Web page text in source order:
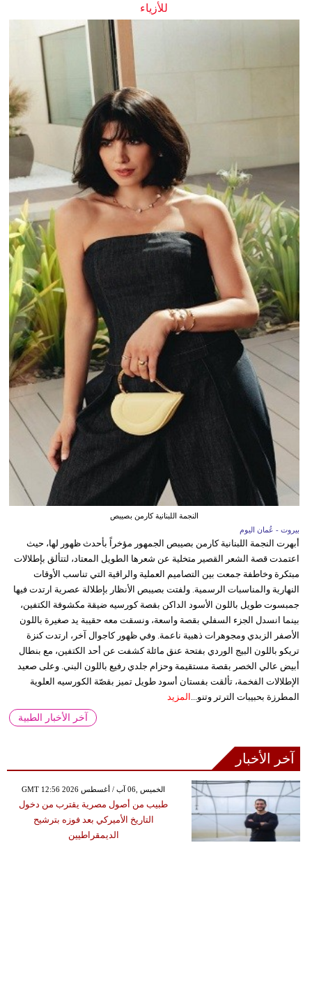
للأزياء
النجمة اللبنانية كارمن بصيبص
بيروت - عُمان اليوم
أبهرت النجمة اللبنانية كارمن بصيبص الجمهور مؤخراً بأحدث ظهور لها، حيث
اعتمدت قصة الشعر القصير متخلية عن شعرها الطويل المعتاد، لتتألق بإطلالات
مبتكرة وخاطفة جمعت بين التصاميم العملية والراقية التي تناسب الأوقات
النهارية والمناسبات الرسمية. ولفتت بصيبص الأنظار بإطلالة عصرية ارتدت فيها
جمبسوت طويل باللون الأسود الداكن بقصة كورسيه ضيقة مكشوفة الكتفين،
بينما انسدل الجزء السفلي بقصة واسعة، ونسقت معه حقيبة يد صغيرة باللون
الأصفر الزبدي ومجوهرات ذهبية ناعمة. وفي ظهور كاجوال آخر، ارتدت كنزة
تريكو باللون البيج الوردي بفتحة عنق مائلة كشفت عن أحد الكتفين، مع بنطال
أبيض عالي الخصر بقصة مستقيمة وحزام جلدي رفيع باللون البني. وعلى صعيد
الإطلالات الفخمة، تألقت بفستان أسود طويل تميز بقصّة الكورسيه العلوية
المطرزة بحبيبات الترتر وتنو... المزيد
آخر الأخبار الطبية
آخر الأخبار
GMT 12:56 2026 الخميس ,06 آب / أغسطس
طبيب من أصول مصرية يقترب من دخول
التاريخ الأميركي بعد فوزه بترشيح
الديمقراطيين